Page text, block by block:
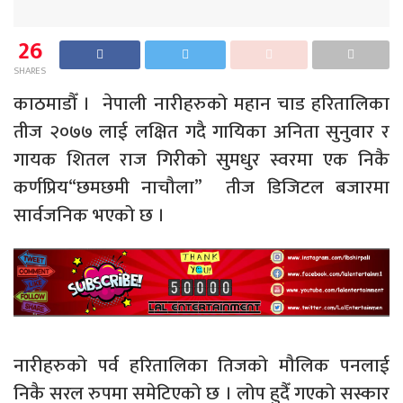
26
SHARES
काठमाडौँ । नेपाली नारीहरुको महान चाड हरितालिका
तीज २०७७ लाई लक्षित गदै गायिका अनिता सुनुवार र
गायक शितल राज गिरीको सुमधुर स्वरमा एक निकै
कर्णप्रिय“छमछमी नाचौला” तीज डिजिटल बजारमा
सार्वजनिक भएको छ ।
नारीहरुको पर्व हरितालिका तिजको मौलिक पनलाई
निकै सरल रुपमा समेटिएको छ । लोप हुदैँ गएको सस्कार